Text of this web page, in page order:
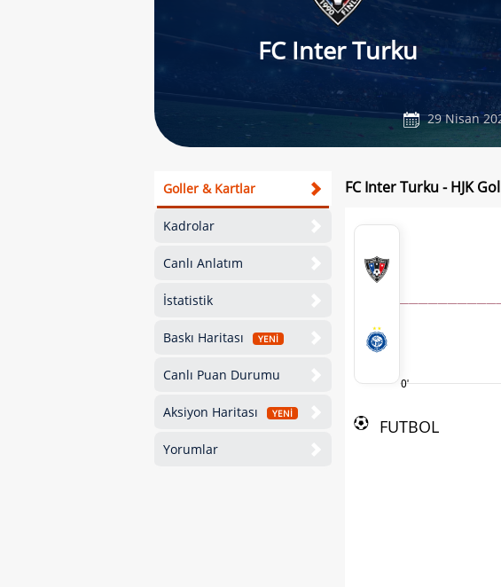
FC Inter Turku
29 Nisan
Goller & Kartlar
Kadrolar
Canlı Anlatım
İstatistik
Baskı Haritası YENİ
Canlı Puan Durumu
Aksiyon Haritası YENİ
Yorumlar
FC Inter Turku - HJK
0'
FUTBOL